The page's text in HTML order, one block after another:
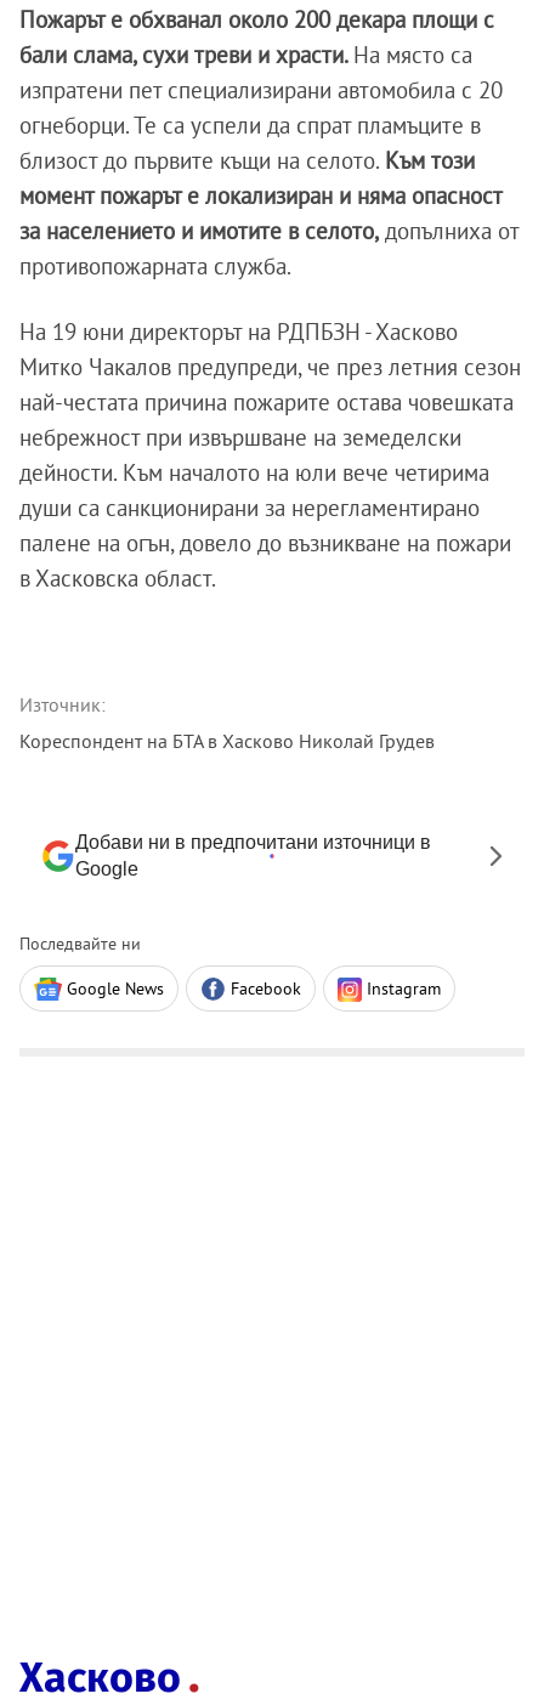
Пожарът е обхванал около 200 декара площи с
бали слама, сухи треви и храсти. На място са
изпратени пет специализирани автомобила с 20
огнеборци. Те са успели да спрат пламъците в
близост до първите къщи на селото. Към този
момент пожарът е локализиран и няма опасност
за населението и имотите в селото, допълниха от
противопожарната служба.
На 19 юни директорът на РДПБЗН - Хасково
Митко Чакалов предупреди, че през летния сезон
най-честата причина пожарите остава човешката
небрежност при извършване на земеделски
дейности. Към началото на юли вече четирима
души са санкционирани за нерегламентирано
палене на огън, довело до възникване на пожари
в Хасковска област.
Източник:
Кореспондент на БТА в Хасково Николай Грудев
Добави ни в предпочитани източници в
Google
Последвайте ни
Google News Facebook Instagram
Хасково